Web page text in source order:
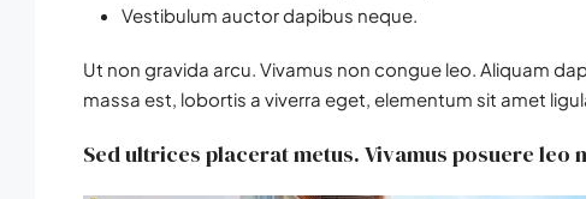
Vestibulum auctor dapibus neque.
Ut non gravida arcu. Vivamus non congue leo. Aliquam
massa est, lobortis a viverra eget, elementum sit amet
Sed ultrices placerat metus. Vivamus posuere leo